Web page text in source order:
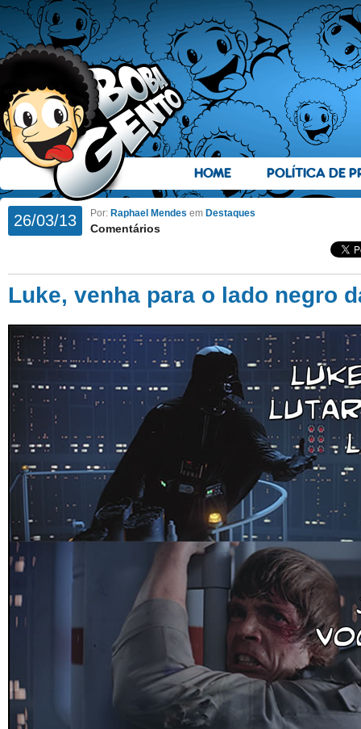
HOME POLÍTICA DE
26/03/13 Por: Raphael Mendes em Destaques
Comentários
Luke, venha para o lado negro